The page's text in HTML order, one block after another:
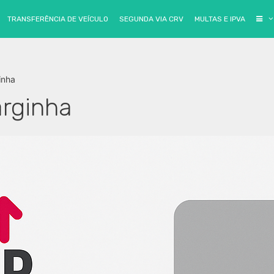
TRANSFERÊNCIA DE VEÍCULO SEGUNDA VIA CRV MULTAS E IPVA
GRÁTISno Sem Parar, Clique no botão e